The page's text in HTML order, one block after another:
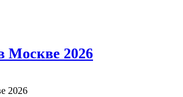
Москве 2026
2026